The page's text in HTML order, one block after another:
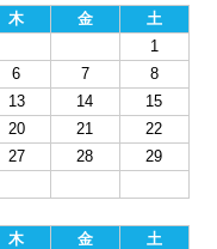
木 金
土
1
6 7
8
13 14
15
20 21
22
27 28
29
木 金
土